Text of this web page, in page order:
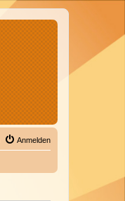
Anmelden